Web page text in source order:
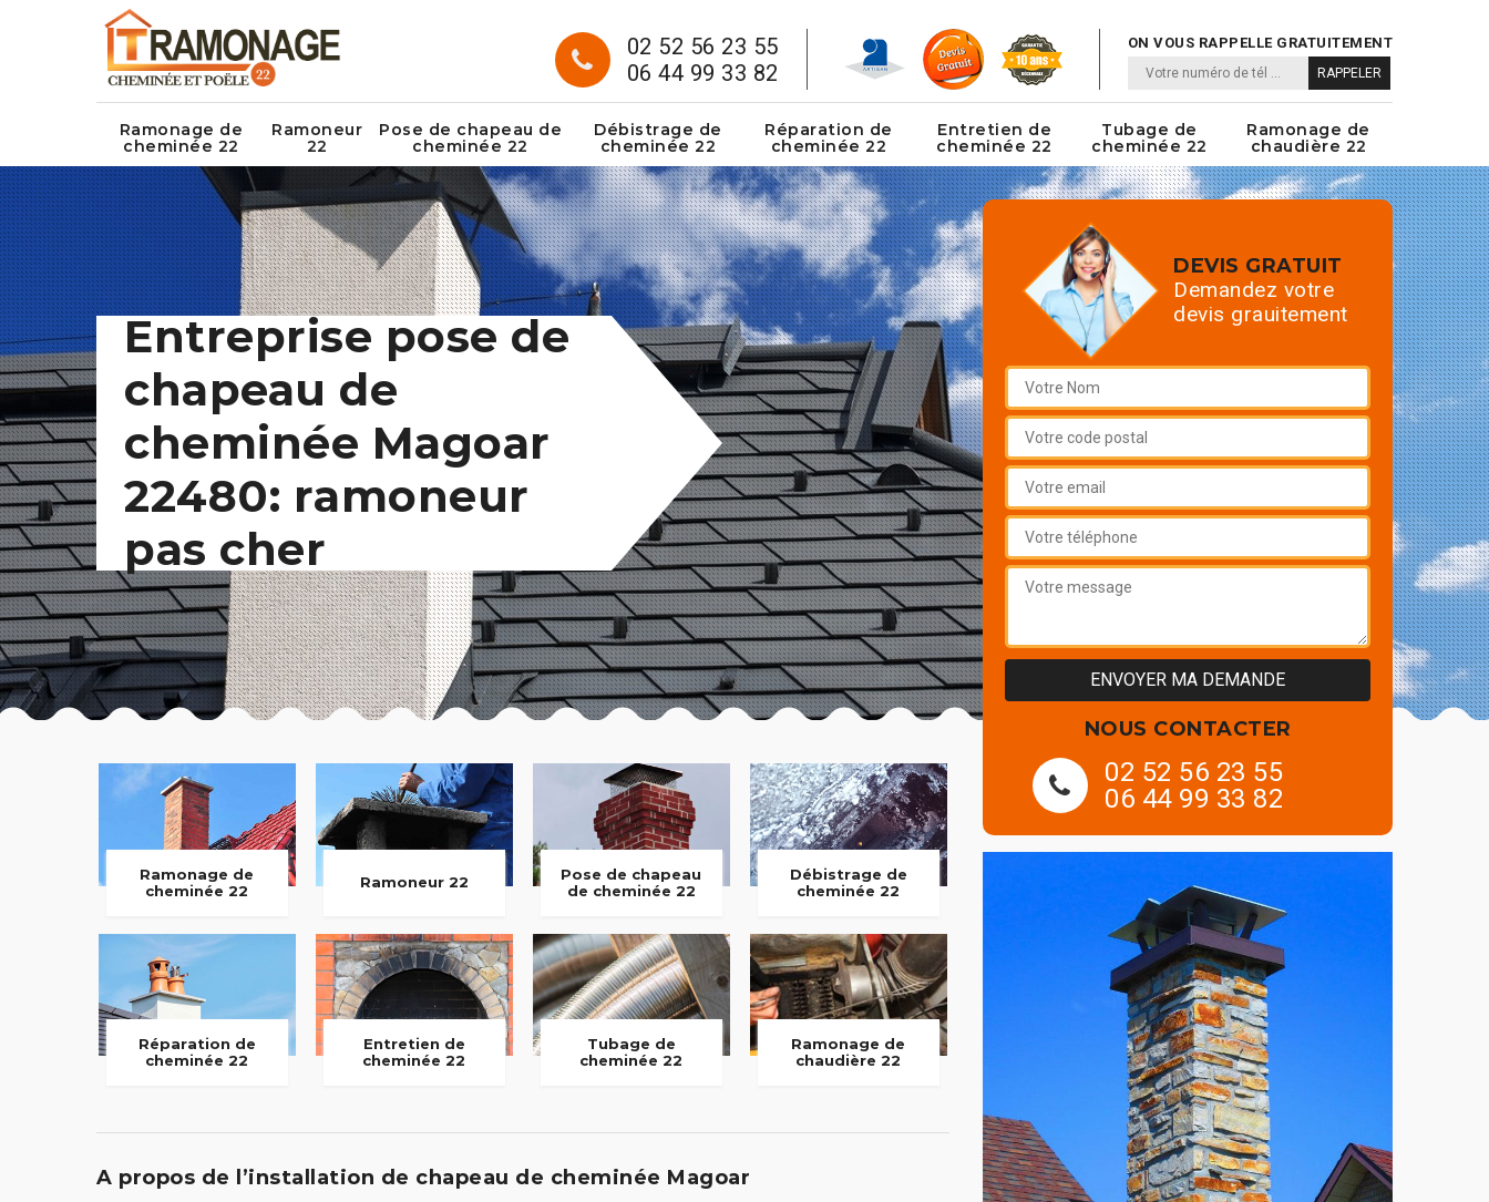
02 52 56 23 55
06 44 99 33 82
ON VOUS RAPPELLE GRATUITEMENT
Ramonage de
cheminée 22
Ramoneur
22
Pose de chapeau de
cheminée 22
Débistrage de
cheminée 22
Réparation de
cheminée 22
Entretien de
cheminée 22
Tubage de
cheminée 22
Ramonage de
chaudière 22
Entreprise pose de
chapeau de
cheminée Magoar
22480: ramoneur
pas cher
Ramonage de
cheminée 22
Ramoneur 22
Pose de chapeau
de cheminée 22
Débistrage de
cheminée 22
Réparation de
cheminée 22
Entretien de
cheminée 22
Tubage de
cheminée 22
Ramonage de
chaudière 22
A propos de l’installation de chapeau de cheminée Magoar
DEVIS GRATUIT
Demandez votre
devis grauitement
NOUS CONTACTER
02 52 56 23 55
06 44 99 33 82